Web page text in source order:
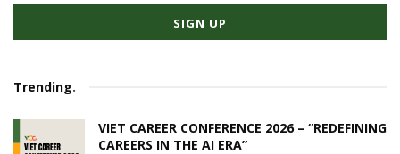
Trending.
VIET CAREER CONFERENCE 2026 – “REDEFINING
CAREERS IN THE AI ERA”